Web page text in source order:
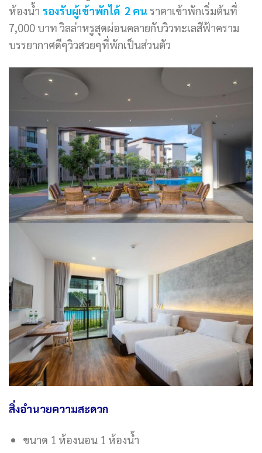
ห้องน้ำ รองรับผู้เข้าพักได้ 2 คน ราคาเข้าพักเริ่มต้นที่
7,000 บาท วิลล่าหรูสุดผ่อนคลายกับวิวทะเลสีฟ้าคราม
บรรยากาศดีๆวิวสวยๆที่พักเป็นส่วนตัว
สิ่งอำนวยความสะดวก
ขนาด 1 ห้องนอน 1 ห้องน้ำ